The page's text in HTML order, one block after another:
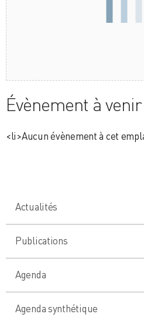
Évènement à venir
<li>Aucun évènement à cet
Actualités
Publications
Agenda
Agenda synthétique